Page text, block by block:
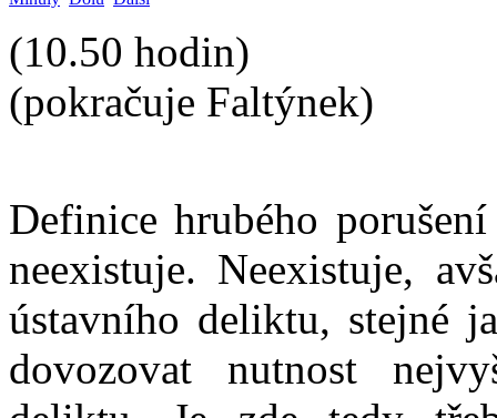
(10.50 hodin)
(pokračuje Faltýnek)
Definice hrubého
neexistuje. Neexistuje,
ústavního deliktu, stejné
dovozovat nutnost